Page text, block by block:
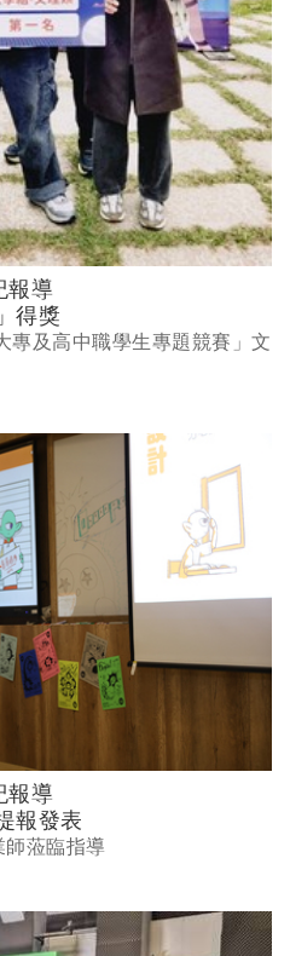
報導
得獎
專及高中職學生專題競賽」文
報導
報發表
師蒞臨指導